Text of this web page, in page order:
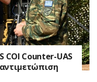
COI Counter-UAS